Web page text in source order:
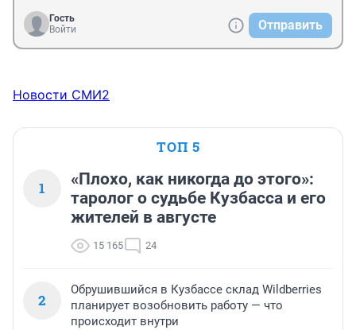
Гость
Войти
Отправить
Новости СМИ2
ТОП 5
1
«Плохо, как никогда до этого»:
таролог о судьбе Кузбасса и его
жителей в августе
15 165 24
2
Обрушившийся в Кузбассе склад Wildberries
планирует возобновить работу — что
происходит внутри